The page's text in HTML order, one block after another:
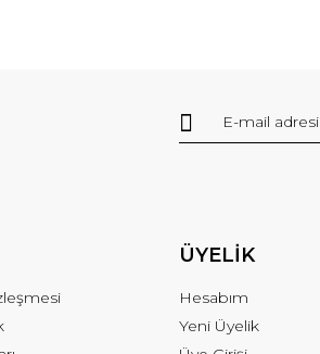
ÜYELİK
Hesabım
Yeni Üyelik